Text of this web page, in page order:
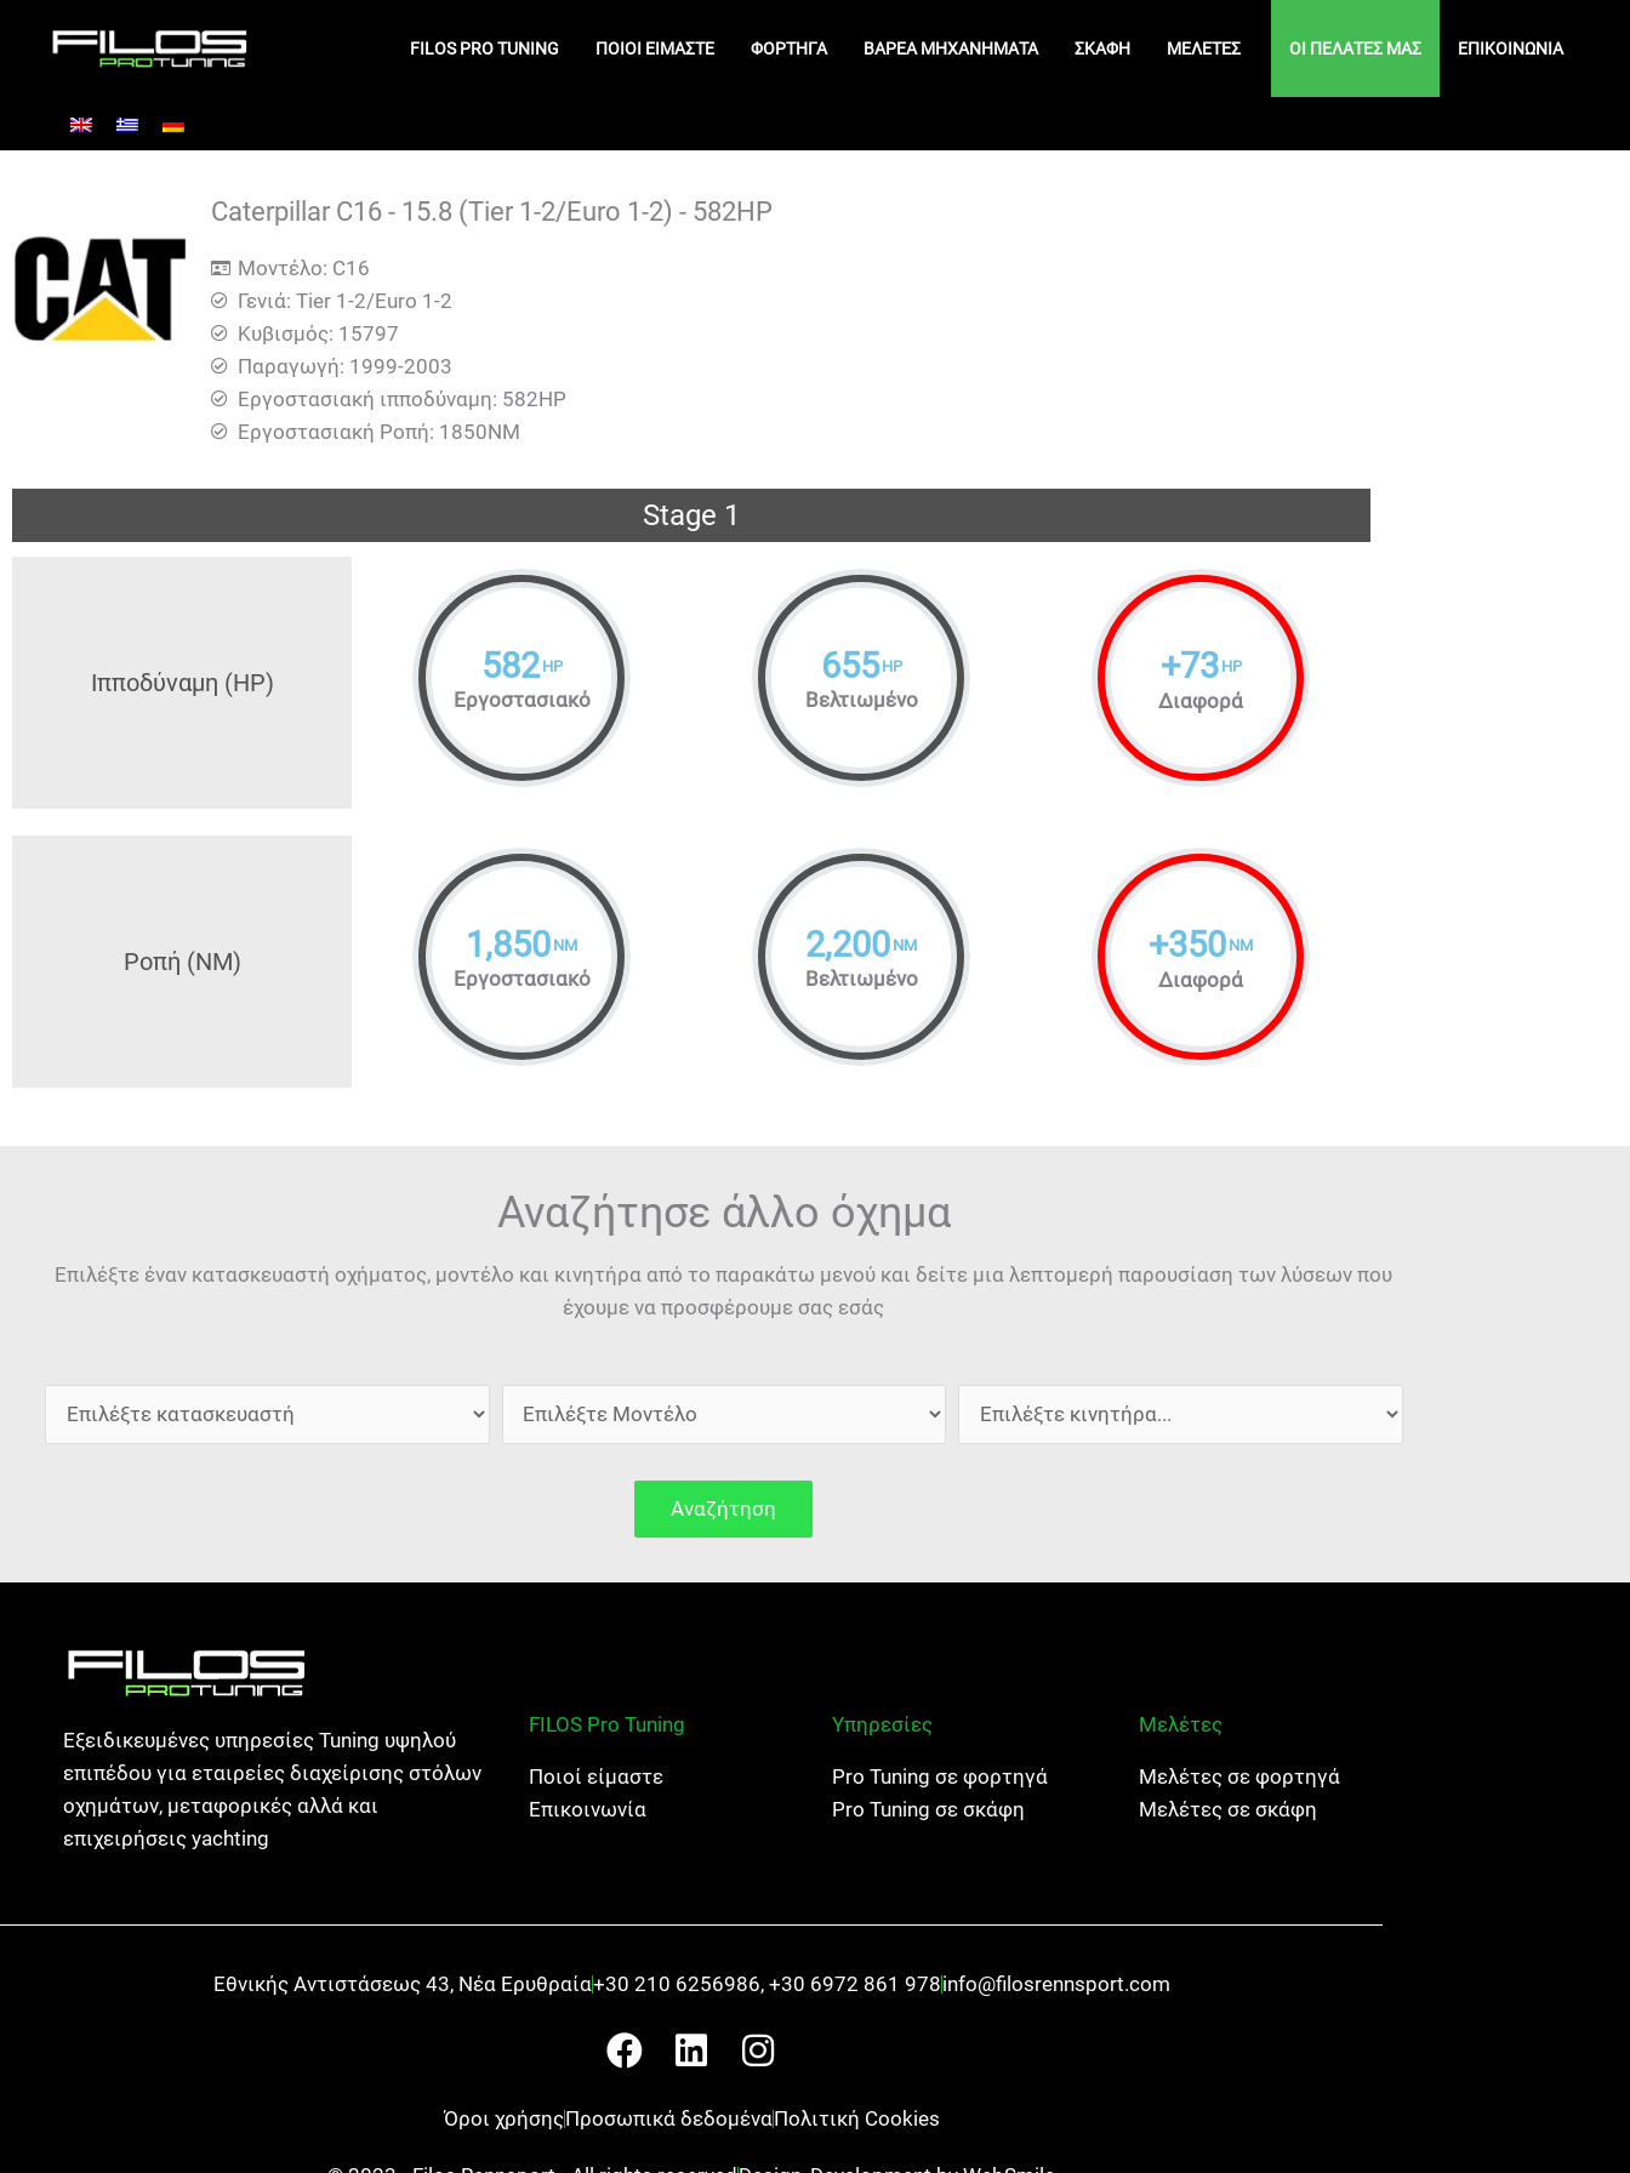
FILOS PRO TUNING ΠΟΙΟΊ ΕΊΜΑΣΤΕ ΦΟΡΤΗΓΆ ΒΑΡΈΑ ΜΗΧΑΝΉΜΑΤΑ ΣΚΆΦΗ ΜΕΛΈΤΕΣ ΟΙ ΠΕΛΆΤΕΣ ΜΑΣ ΕΠΙΚΟΙΝΩΝΊΑ
Caterpillar C16 - 15.8 (Tier 1-2/Euro 1-2) - 582HP
Μοντέλο: C16
Γενιά: Tier 1-2/Euro 1-2
Κυβισμός: 15797
Παραγωγή: 1999-2003
Εργοστασιακή ιπποδύναμη: 582HP
Εργοστασιακή Ροπή: 1850ΝΜ
Stage 1
Ιπποδύναμη (HP) 582 HP
Εργοστασιακό
655 HP
Βελτιωμένο
+73 HP
Διαφορά
Ροπή (NM) 1,850 NM
Εργοστασιακό
2,200 NM
Βελτιωμένο
+350 NM
Διαφορά
Αναζήτησε άλλο όχημα
Επιλέξτε έναν κατασκευαστή οχήματος, μοντέλο και κινητήρα από το παρακάτω μενού και δείτε μια λεπτομερή παρουσίαση των λύσεων που
έχουμε να προσφέρουμε σας εσάς
Αναζήτηση
Εξειδικευμένες υπηρεσίες Tuning υψηλού
επιπέδου για εταιρείες διαχείρισης στόλων
οχημάτων, μεταφορικές αλλά και
επιχειρήσεις yachting
FILOS Pro Tuning
Ποιοί είμαστε
Επικοινωνία
Υπηρεσίες
Pro Tuning σε φορτηγά
Pro Tuning σε σκάφη
Μελέτες
Μελέτες σε φορτηγά
Μελέτες σε σκάφη
Εθνικής Αντιστάσεως 43, Νέα Ερυθραία+30 210 6256986, +30 6972 861 978info@filosrennsport.com
F
a
c
L
i
n
I
n
s
Όροι χρήσηςΠροσωπικά δεδομέναΠολιτική Cookies